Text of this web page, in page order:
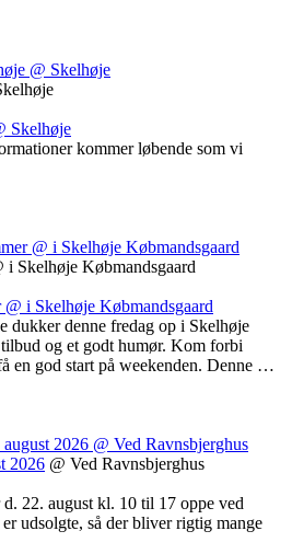
@ Skelhøje
kommer løbende som vi
@ i Skelhøje Købmandsgaard
i Skelhøje Købmandsgaard
dukker denne fredag op i Skelhøje
og et godt humør. Kom forbi
en god start på weekenden. Denne …
2026 @ Ved Ravnsbjerghus
2026 @ Ved Ravnsbjerghus
22. august kl. 10 til 17 oppe ved
udsolgte, så der bliver rigtig mange